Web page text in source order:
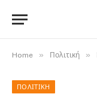
Home » Πολιτική »
ΠΟΛΙΤΙΚΉ